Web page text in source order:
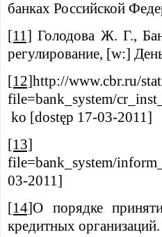
банках Российской
[11] Голодова Ж. Г.,
регулирование, [w:]
[12]http://www.cbr.ru/
file=bank_system/
ko [dostęp 17-03-2011]
[13]
http://
file=bank_system/
03-2011]
[14]О порядке
кредитных